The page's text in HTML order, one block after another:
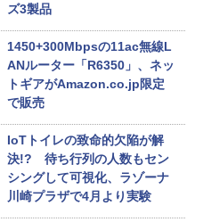
ズ3製品
1450+300Mbpsの11ac無線L
ANルーター「R6350」、ネッ
トギアがAmazon.co.jp限定
で販売
IoTトイレの致命的欠陥が解
決!? 待ち行列の人数もセン
シングして可視化、ラゾーナ
川崎プラザで4月より実験